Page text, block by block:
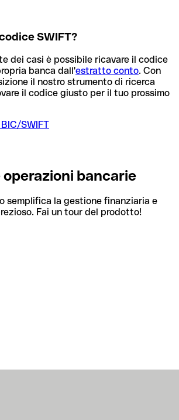
SWIFT?
dei casi è possibile ricavare il codice
banca dall'estratto conto. Con
il nostro strumento di ricerca
il codice giusto per il tuo prossimo
SWIFT
bancarie
semplifica la gestione finanziaria e
Fai un tour del prodotto!